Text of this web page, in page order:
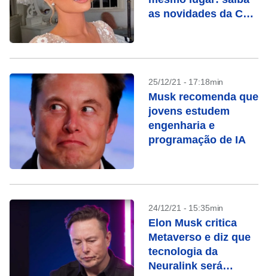
as novidades da CES
25/12/21 - 17:18min
Musk recomenda que
jovens estudem
engenharia e
programação de IA
24/12/21 - 15:35min
Elon Musk critica
Metaverso e diz que
tecnologia da
Neuralink será